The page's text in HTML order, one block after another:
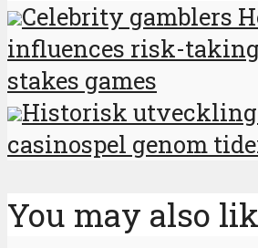
Celebrity gamblers
influences risk-
stakes games
Historisk
casinospel genom
You may also